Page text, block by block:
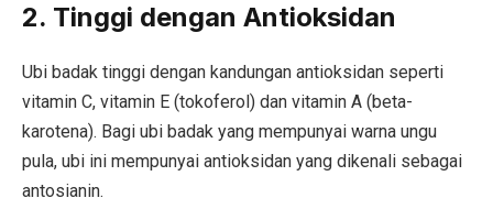
2. Tinggi dengan Antioksidan
Ubi badak tinggi dengan kandungan antioksidan seperti
vitamin C, vitamin E (tokoferol) dan vitamin A (beta-
karotena). Bagi ubi badak yang mempunyai warna ungu
pula, ubi ini mempunyai antioksidan yang dikenali sebagai
antosianin.